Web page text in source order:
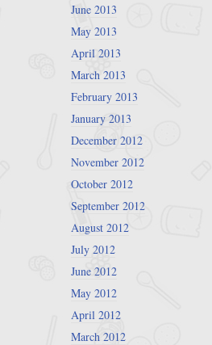
June 2013
May 2013
April 2013
March 2013
February 2013
January 2013
December 2012
November 2012
October 2012
September 2012
August 2012
July 2012
June 2012
May 2012
April 2012
March 2012